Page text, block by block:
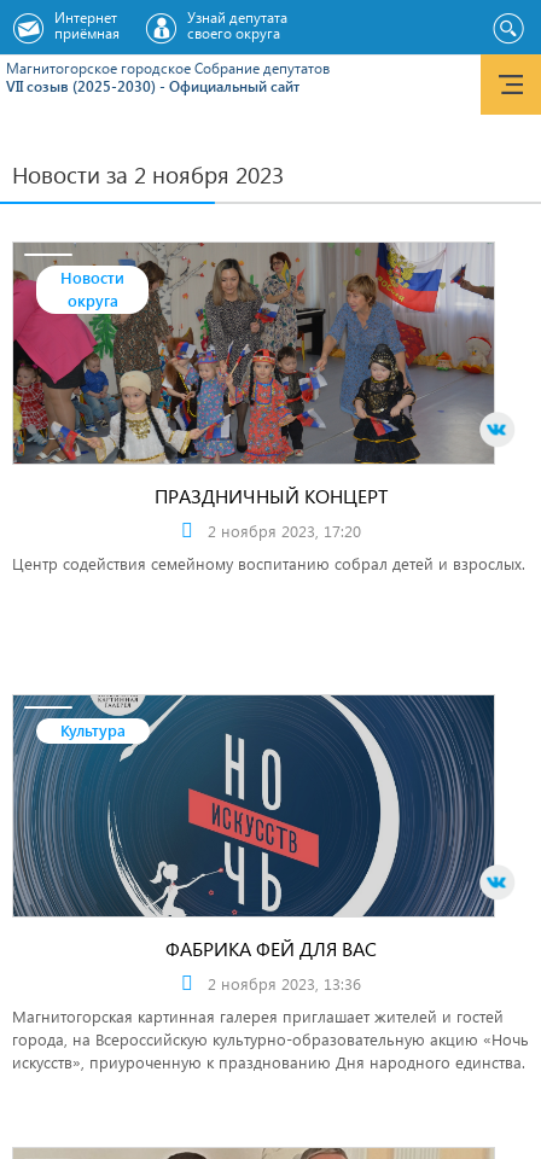
Магнитогорское городское Cобрание депутатов
VII созыв (2025-2030) - Официальный сайт
Интернет
приёмная
Узнай депутата
своего округа
Новости за 2 ноября 2023
Новости
округа
ПРАЗДНИЧНЫЙ КОНЦЕРТ
2 ноября 2023, 17:20
Центр содействия семейному воспитанию собрал детей и взрослых.
Культура
ФАБРИКА ФЕЙ ДЛЯ ВАС
2 ноября 2023, 13:36
Магнитогорская картинная галерея приглашает жителей и гостей
города, на Всероссийскую культурно-образовательную акцию «Ночь
искусств», приуроченную к празднованию Дня народного единства.